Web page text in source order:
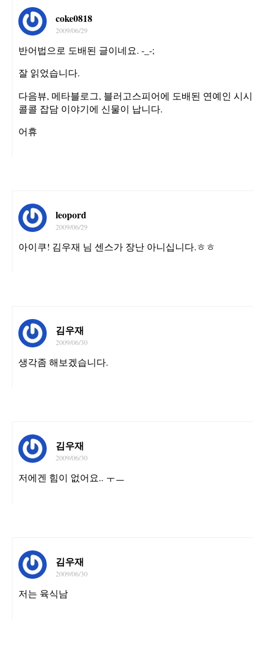
coke0818
2009/06/29
반어법으로 도배된 글이네요. -_-;
잘 읽었습니다.
다음뷰, 메타블로그, 블러고스피어에 도배된 연예인 시시
콜콜 잡담 이야기에 신물이 납니다.
어휴
leopord
2009/06/29
아이쿠! 김우재 님 센스가 장난 아니십니다.ㅎㅎ
김우재
2009/06/30
생각좀 해보겠습니다.
김우재
2009/06/30
저에겐 힘이 없어요.. ㅜㅡ
김우재
2009/06/30
저는 육식남